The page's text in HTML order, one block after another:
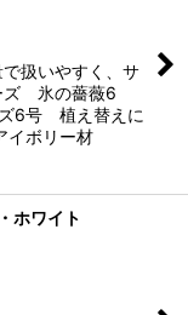
扱いやすく、サ
ズ 氷の薔薇6
6号 植え替えに
イボリー材
ホワイト